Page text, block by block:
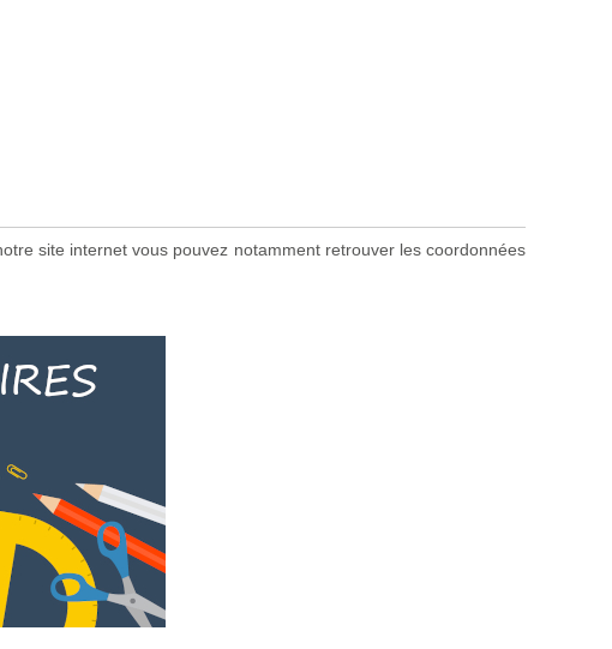
site internet vous pouvez notamment retrouver les coordonnées